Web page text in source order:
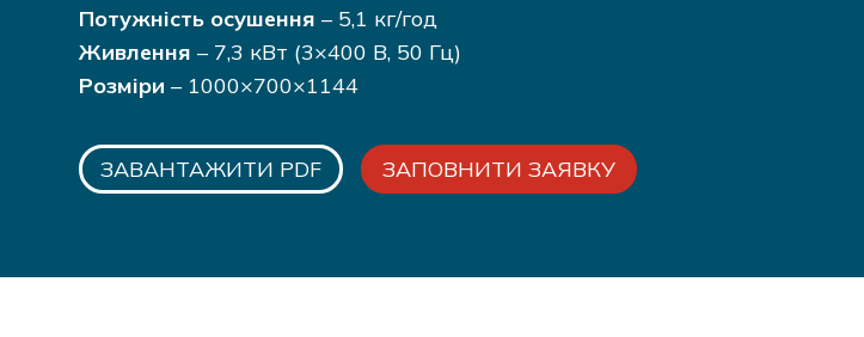
Потужність осушення – 5,1 кг/год
Живлення – 7,3 кВт (3×400 В, 50 Гц)
Розміри – 1000×700×1144
ЗАВАНТАЖИТИ PDF ЗАПОВНИТИ ЗАЯВКУ